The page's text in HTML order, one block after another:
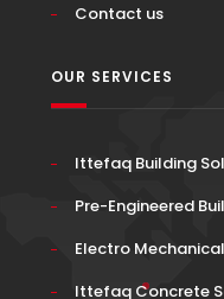
Contact us
OUR SERVICES
Ittefaq Building
Pre-Engineered
Electro
Ittefaq Concrete